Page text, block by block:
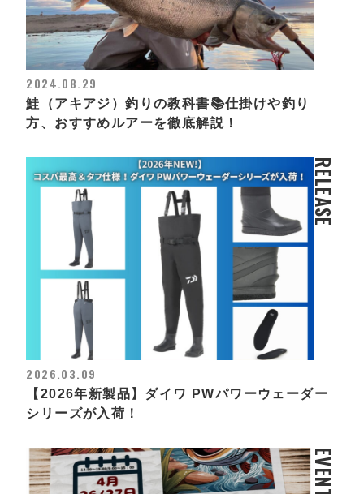
2024.08.29
鮭（アキアジ）釣りの教科書📚仕掛けや釣り
方、おすすめルアーを徹底解説！
RELEASE
2026.03.09
【2026年新製品】ダイワ PWパワーウェーダー
シリーズが入荷！
EVENT